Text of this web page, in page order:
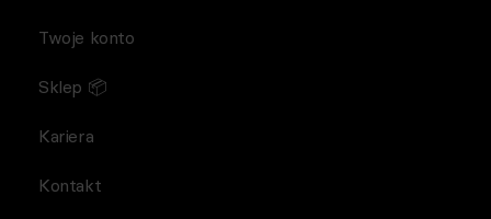
Twoje konto
Sklep 📦
Kariera
Kontakt